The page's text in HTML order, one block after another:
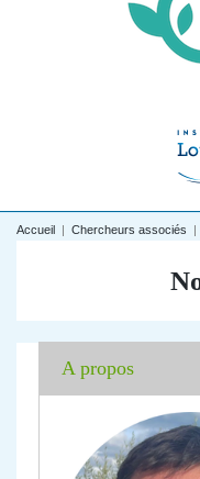
Accueil | Chercheurs associés |
A propos